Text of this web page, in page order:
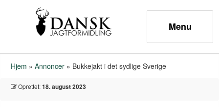
Hjem »Annoncer » Bukkejakt i det sydlige Sverige
Oprettet:18. august 2023